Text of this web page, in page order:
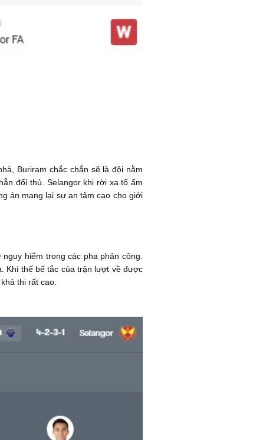
Buriram chắc chắn sẽ là đội nằm
đối thủ. Selangor khi rời xa tổ ấm
án mang lại sự an tâm cao cho giới
hiểm trong các pha phản công.
Khi thế bế tắc của trận lượt về được
thi rất cao.